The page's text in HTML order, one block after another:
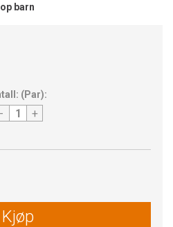
barn
(Par):
- +
Kjøp